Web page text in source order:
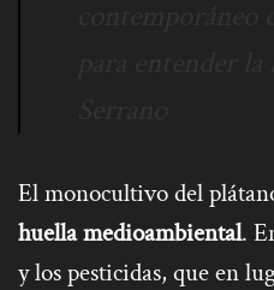
El monocultivo del
huella medioambiental.
y los pesticidas, que en